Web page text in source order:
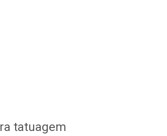
tatuagem